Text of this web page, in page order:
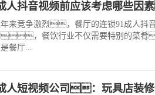
人抖音视频前应该考虑哪些
竞争激烈，餐厅的连锁91成人抖
，餐饮行业不仅需要特别的菜肴
餐厅...
人短视频公司：玩具店装